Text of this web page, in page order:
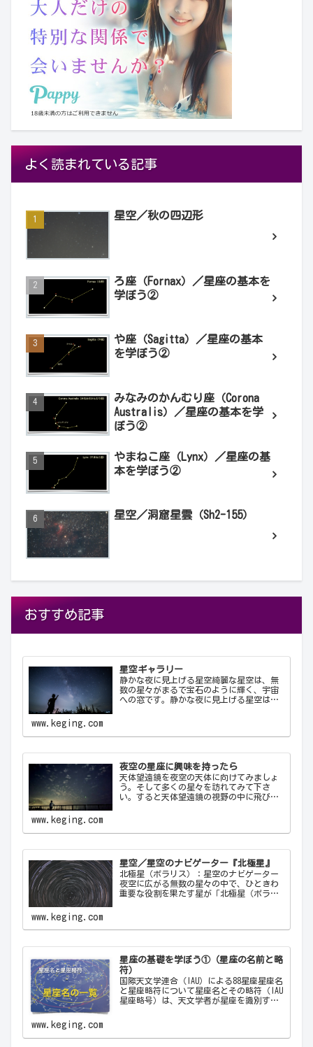
よく読まれている記事
星空／秋の四辺形
ろ座（Fornax）／星座の基本を
学ぼう②
や座（Sagitta）／星座の基本
を学ぼう②
みなみのかんむり座（Corona
Australis）／星座の基本を学
ぼう②
やまねこ座（Lynx）／星座の基
本を学ぼう②
星空／洞窟星雲（Sh2-155）
おすすめ記事
星空ギャラリー
静かな夜に見上げる星空綺麗な星空は、無
数の星々がまるで宝石のように輝く、宇宙
への窓です。静かな夜に見上げる星空は、
さと神秘を感…
www.keging.com
夜空の星座に興味を持ったら
天体望遠鏡を夜空の天体に向けてみましょ
う。そして多くの星々を訪れてみて下さ
い。すると天体望遠鏡の視野の中に飛び込
一生の趣味になることでしょう。
www.keging.com
星空／星空のナビゲーター『北極星』
北極星（ポラリス）：星空のナビゲーター
夜空に広がる無数の星々の中で、ひときわ
重要な役割を果たす星が「北極星（ポラリ
では…
www.keging.com
星座の基礎を学ぼう①（星座の名前と略
符）
国際天文学連合（IAU）による88星座星座名
と星座略符について星座名とその略符（IAU
星座略号）は、天文学者が星座を識別する
ン…
www.keging.com